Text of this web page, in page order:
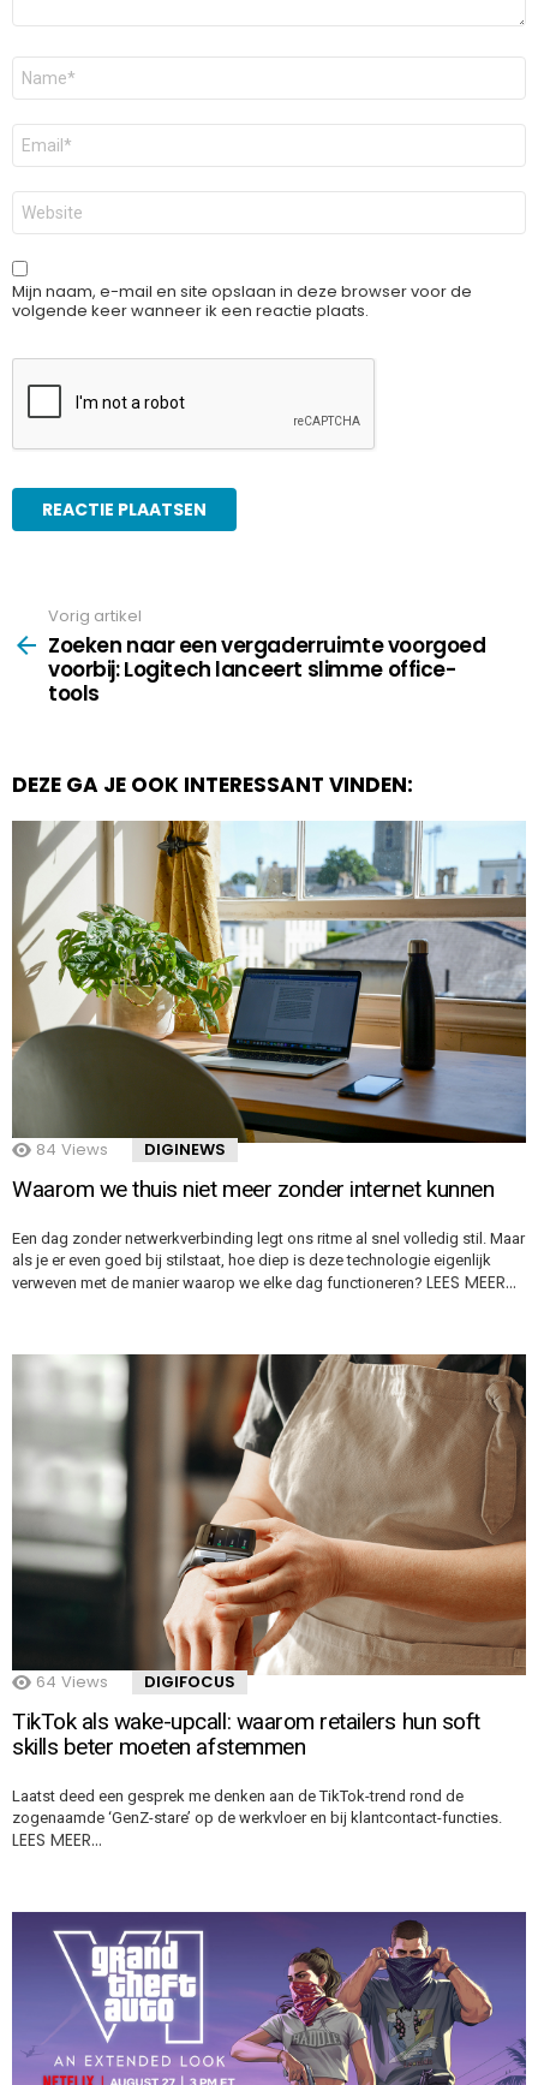
Naam
E-
mail
*
Site
Mijn naam, e-mail en site opslaan in deze browser voor de
volgende keer wanneer ik een reactie plaats.
more
Vorig artikel
Zoeken naar een vergaderruimte voorgoed
voorbij: Logitech lanceert slimme office-
tools
DEZE GA JE OOK INTERESSANT VINDEN:
84 Views DIGINEWS
Waarom we thuis niet meer zonder internet kunnen
Een dag zonder netwerkverbinding legt ons ritme al snel volledig stil. Maar
als je er even goed bij stilstaat, hoe diep is deze technologie eigenlijk
verweven met de manier waarop we elke dag functioneren? LEES MEER…
64 Views DIGIFOCUS
TikTok als wake-upcall: waarom retailers hun soft
skills beter moeten afstemmen
Laatst deed een gesprek me denken aan de TikTok-trend rond de
zogenaamde ‘GenZ-stare’ op de werkvloer en bij klantcontact-functies.
LEES MEER…